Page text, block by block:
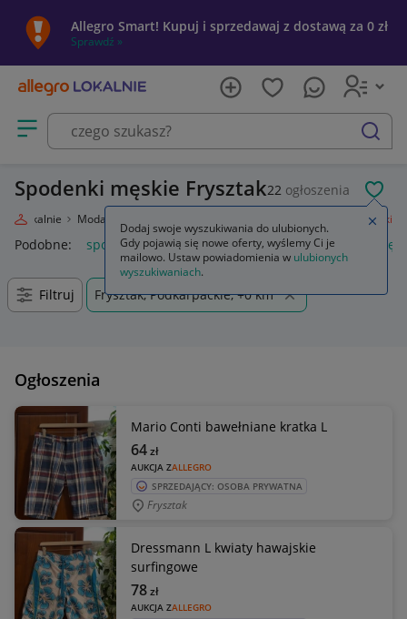
Allegro Smart! Kupuj i sprzedawaj z dostawą za 0 zł
Sprawdź »
Otwórz menu z kategoriami
szukaj
Spodenki męskie Frysztak22 ogłoszenia
Lokalnie Moda Spodenki
Podobne: spodenki spodenki męskie krótkie spodenki
Filtruj Frysztak, Podkarpackie, +0 km
Ogłoszenia
Mario Conti bawełniane kratka L
AUKCJA ZALLEGRO
64zł
SPRZEDAJĄCY: OSOBA PRYWATNA
Frysztak
Dressmann L kwiaty hawajskie
surfingowe
AUKCJA ZALLEGRO
78zł
Dodaj swoje wyszukiwania do ulubionych.
Gdy pojawią się nowe oferty, wyślemy Ci je
mailowo. Ustaw powiadomienia w ulubionych
wyszukiwaniach.